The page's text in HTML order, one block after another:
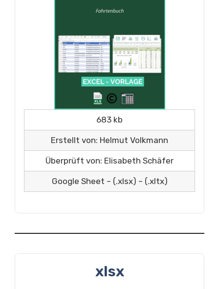
683 kb
Erstellt von: Helmut Volkmann
Überprüft von: Elisabeth Schäfer
Google Sheet – (.xlsx) – (.xltx)
xlsx